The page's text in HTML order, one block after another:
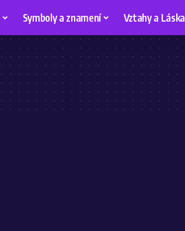
Symboly a znamení Vztahy a Láska